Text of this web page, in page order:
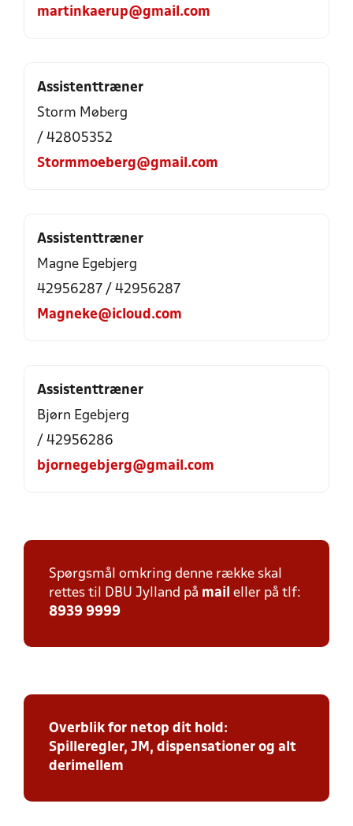
martinkaerup@gmail.com
Assistenttræner
Storm Møberg
/ 42805352
Stormmoeberg@gmail.com
Assistenttræner
Magne Egebjerg
42956287 / 42956287
Magneke@icloud.com
Assistenttræner
Bjørn Egebjerg
/ 42956286
bjornegebjerg@gmail.com
Spørgsmål omkring denne række skal
rettes til DBU Jylland på mail eller på tlf:
8939 9999
Overblik for netop dit hold:
Spilleregler, JM, dispensationer og alt
derimellem